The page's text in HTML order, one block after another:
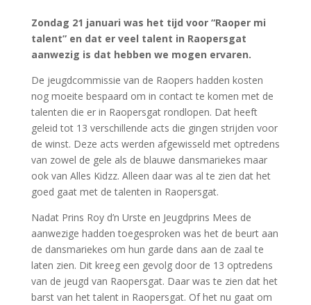
Zondag 21 januari was het tijd voor “Raoper mi
talent” en dat er veel talent in Raopersgat
aanwezig is dat hebben we mogen ervaren.
De jeugdcommissie van de Raopers hadden kosten
nog moeite bespaard om in contact te komen met de
talenten die er in Raopersgat rondlopen. Dat heeft
geleid tot 13 verschillende acts die gingen strijden voor
de winst. Deze acts werden afgewisseld met optredens
van zowel de gele als de blauwe dansmariekes maar
ook van Alles Kidzz. Alleen daar was al te zien dat het
goed gaat met de talenten in Raopersgat.
Nadat Prins Roy d’n Urste en Jeugdprins Mees de
aanwezige hadden toegesproken was het de beurt aan
de dansmariekes om hun garde dans aan de zaal te
laten zien. Dit kreeg een gevolg door de 13 optredens
van de jeugd van Raopersgat. Daar was te zien dat het
barst van het talent in Raopersgat. Of het nu gaat om